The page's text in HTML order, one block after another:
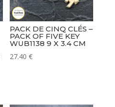
PACK DE CINQ CLÉS –
PACK OF FIVE KEY
WUB1138 9 X 3.4 CM
27.40€